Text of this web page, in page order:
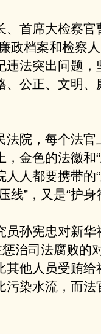
首席大检察官
政档案和检察
违法突出问题，
、公正、文明、
院，每个法官
金色的法徽和
人都要携带的
线”，又是“护身
孙宪忠对新华
治司法腐败的
其他人员受贿给
污染水流，而法